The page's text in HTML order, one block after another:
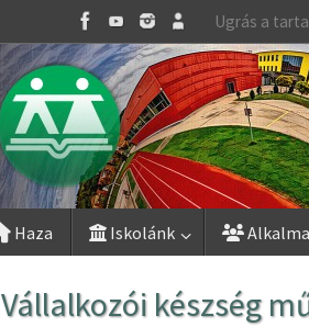
Ugrás a
Haza Iskolánk
Vállalkozói készség